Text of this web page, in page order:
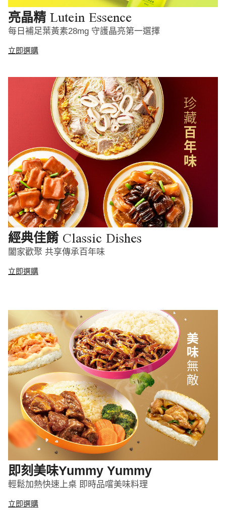
亮晶精 Lutein Essence
每日補足葉黃素28mg 守護晶亮第一選擇
立即選購
經典佳餚 Classic Dishes
闔家歡聚 共享傳承百年味
立即選購
即刻美味Yummy Yummy
輕鬆加熱快速上桌 即時品嚐美味料理
立即選購